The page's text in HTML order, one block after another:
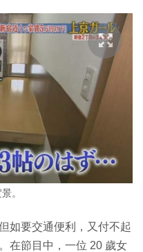
。
如要交通便利，又付不起
在節目中，一位 20 歲女